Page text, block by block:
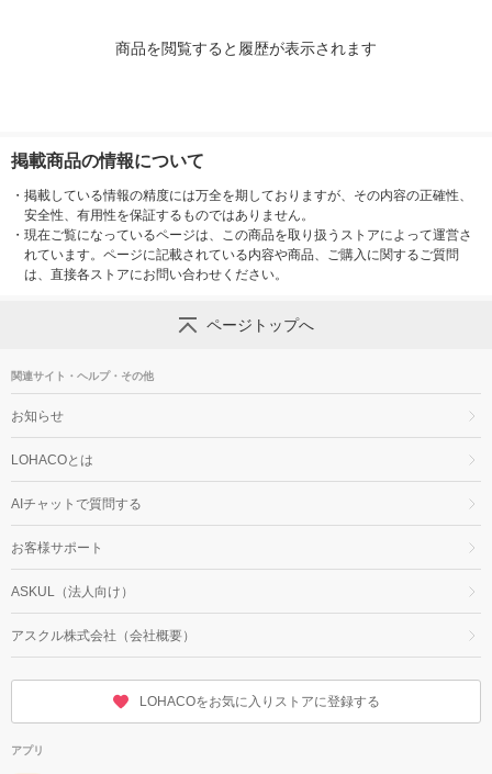
商品を閲覧すると履歴が表示されます
掲載商品の情報について
・ 掲載している情報の精度には万全を期しておりますが、その内容の正確性、
安全性、有用性を保証するものではありません。
・ 現在ご覧になっているページは、この商品を取り扱うストアによって運営さ
れています。ページに記載されている内容や商品、ご購入に関するご質問
は、直接各ストアにお問い合わせください。
ページトップへ
関連サイト・ヘルプ・その他
お知らせ
LOHACOとは
AIチャットで質問する
お客様サポート
ASKUL（法人向け）
アスクル株式会社（会社概要）
LOHACOをお気に入りストアに登録する
アプリ